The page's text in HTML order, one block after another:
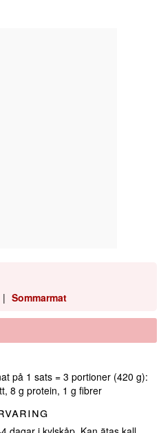
| Sommarmat
på 1 sats = 3 portioner (420 g):
8 g protein, 1 g fibrer